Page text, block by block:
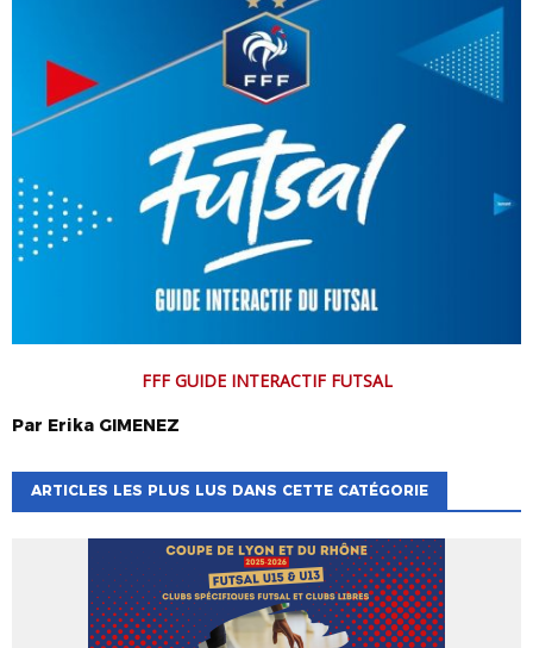
FFF GUIDE INTERACTIF FUTSAL
Par Erika GIMENEZ
ARTICLES LES PLUS LUS DANS CETTE CATÉGORIE